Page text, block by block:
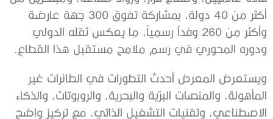
أكثر من 40 دولة، بمشاركة تفوق 300 جهة عارضة
وأكثر من 260 وفداً رسمياً، ما يعكس ثقله الدولي
ودوره المحوري في رسم ملامح مستقبل هذا القطاع.
ويستعرض المعرض أحدث التطورات في الطائرات غير
المأهولة، والمنصات البرّية والبحرية، والروبوتات، والذكاء
الاصطناعي، وتقنيات التشغيل الذاتي، مع تركيز واضح